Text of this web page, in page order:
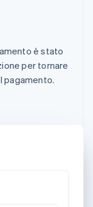
è stato
per tornare
pagamento.